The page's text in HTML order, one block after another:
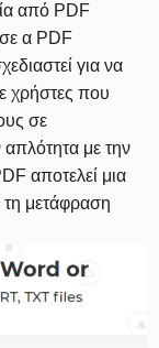
από PDF
σε α PDF
για να
χρήστες που
σε
με την
αποτελεί μια
τη μετάφραση